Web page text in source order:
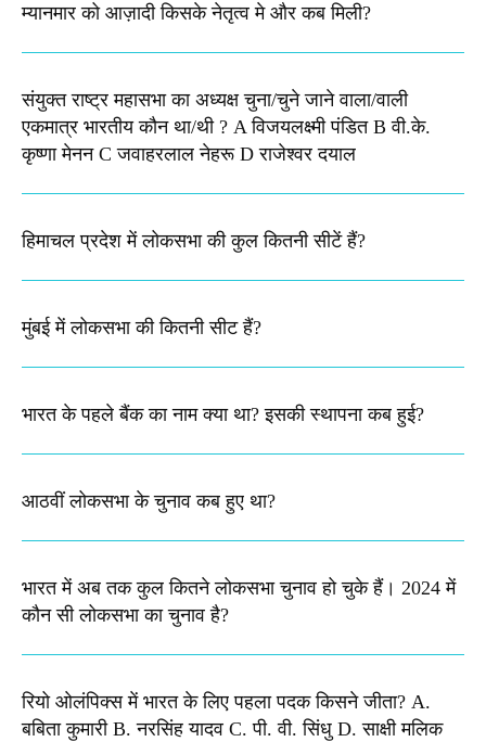
म्यानमार को आज़ादी किसके नेतृत्व मे और कब मिली?
संयुक्त राष्ट्र महासभा का अध्यक्ष चुना/चुने जाने वाला/वाली
एकमात्र भारतीय कौन था/थी ? A विजयलक्ष्मी पंडित B वी.के.
कृष्णा मेनन C जवाहरलाल नेहरू D राजेश्वर दयाल
हिमाचल प्रदेश में लोकसभा की कुल कितनी सीटें हैं?
मुंबई में लोकसभा की कितनी सीट हैं?
भारत के पहले बैंक का नाम क्या था? इसकी स्थापना कब हुई?
आठवीं लोकसभा के चुनाव कब हुए था?
भारत में अब तक कुल कितने लोकसभा चुनाव हो चुके हैं। 2024 में
कौन सी लोकसभा का चुनाव है?
रियो ओलंपिक्स में भारत के लिए पहला पदक किसने जीता? A.
बबिता कुमारी B. नरसिंह यादव C. पी. वी. सिंधु D. साक्षी मलिक